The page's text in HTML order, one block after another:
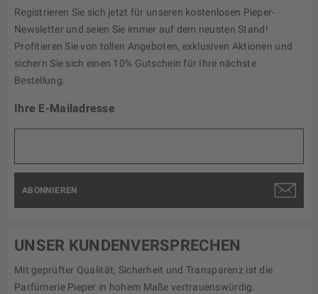
Registrieren Sie sich jetzt für unseren kostenlosen Pieper-
Newsletter und seien Sie immer auf dem neusten Stand!
Profitieren Sie von tollen Angeboten, exklusiven Aktionen und
sichern Sie sich einen 10% Gutschein für Ihre nächste
Bestellung.
Ihre E-Mailadresse
ABONNIEREN
UNSER KUNDENVERSPRECHEN
Mit geprüfter Qualität, Sicherheit und Transparenz ist die
Parfümerie Pieper in hohem Maße vertrauenswürdig.